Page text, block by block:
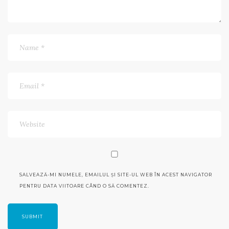
SALVEAZĂ-MI NUMELE, EMAILUL ȘI SITE-UL WEB ÎN ACEST NAVIGATOR
PENTRU DATA VIITOARE CÂND O SĂ COMENTEZ.